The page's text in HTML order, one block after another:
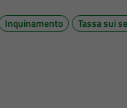
Inquinamento Tassa sui